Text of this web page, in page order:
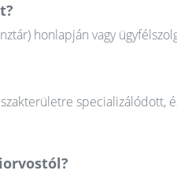
honlapján vagy
specializálódott,